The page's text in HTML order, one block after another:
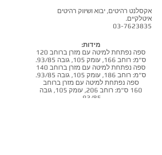
אקסלנט רהיטים, יבוא ושיווק רהיטים
איטלקיים.
03-7623835
מידות:
ספה נפתחת למיטה עם מזרן ברוחב 120
ס"מ: רוחב 166, עומק 105, גובה 93/85.
ספה נפתחת למיטה עם מזרן ברוחב 140
ס"מ: רוחב 186, עומק 105, גובה 93/85.
ספה נפתחת למיטה עם מזרן ברוחב
160 ס"מ: רוחב 206, עומק 105, גובה
93/85.